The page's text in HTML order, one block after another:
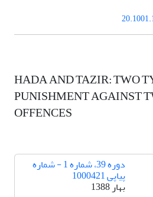
HADA AND TAZIR: TWO
PUNISHMENT AGAINST
OFFENCES
دوره 39، شماره 1 - شماره
پیاپی 1000421
بهار 1388